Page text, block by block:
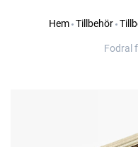
Hem Tillbehör
Fodral